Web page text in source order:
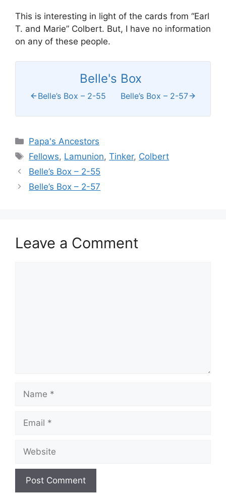
This is interesting in light of the cards from “Earl
T. and Marie” Colbert. But, I have no information
on any of these people.
Belle's Box
Belle’s Box – 2-55 Belle’s Box – 2-57
Categories
Papa's Ancestors
Tags
Fellows, Lamunion,Tinker, Colbert
Belle’s Box – 2-55
Belle’s Box – 2-57
Leave a Comment